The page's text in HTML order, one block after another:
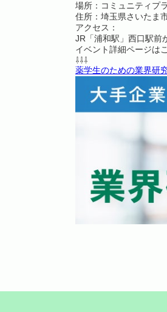
場所：コミュニティ
住所：埼玉県さいたま
アクセス：
JR「浦和駅」西口駅前
イベント詳細ページは
⇩⇩⇩
薬学生のための業界研